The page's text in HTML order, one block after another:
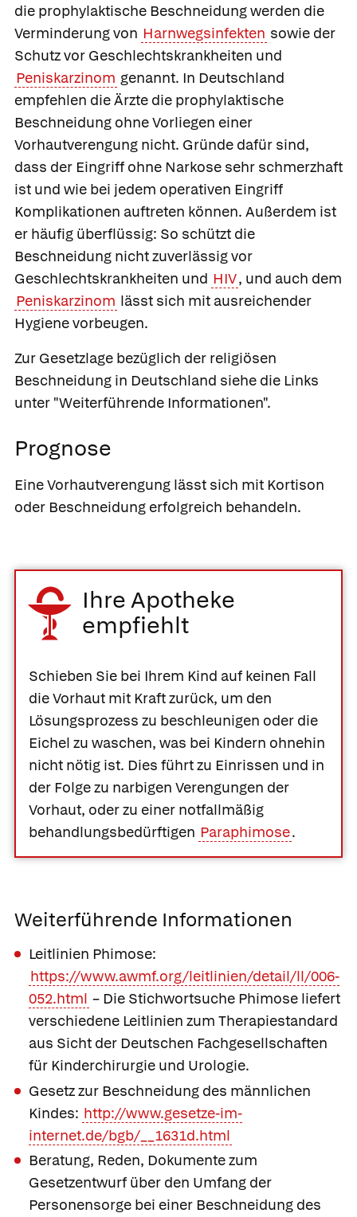
die prophylaktische Beschneidung werden die
Verminderung von Harnwegsinfekten sowie der
Schutz vor Geschlechtskrankheiten und
Peniskarzinom genannt. In Deutschland
empfehlen die Ärzte die prophylaktische
Beschneidung ohne Vorliegen einer
Vorhautverengung nicht. Gründe dafür sind,
dass der Eingriff ohne Narkose sehr schmerzhaft
ist und wie bei jedem operativen Eingriff
Komplikationen auftreten können. Außerdem ist
er häufig überflüssig: So schützt die
Beschneidung nicht zuverlässig vor
Geschlechtskrankheiten und HIV, und auch dem
Peniskarzinom lässt sich mit ausreichender
Hygiene vorbeugen.
Zur Gesetzlage bezüglich der religiösen
Beschneidung in Deutschland siehe die Links
unter "Weiterführende Informationen".
Prognose
Eine Vorhautverengung lässt sich mit Kortison
oder Beschneidung erfolgreich behandeln.
Ihre Apotheke
empfiehlt
Schieben Sie bei Ihrem Kind auf keinen Fall
die Vorhaut mit Kraft zurück, um den
Lösungsprozess zu beschleunigen oder die
Eichel zu waschen, was bei Kindern ohnehin
nicht nötig ist. Dies führt zu Einrissen und in
der Folge zu narbigen Verengungen der
Vorhaut, oder zu einer notfallmäßig
behandlungsbedürftigen Paraphimose.
Weiterführende Informationen
Leitlinien Phimose:
https://www.awmf.org/leitlinien/detail/ll/006-
052.html – Die Stichwortsuche Phimose liefert
verschiedene Leitlinien zum Therapiestandard
aus Sicht der Deutschen Fachgesellschaften
für Kinderchirurgie und Urologie.
Gesetz zur Beschneidung des männlichen
Kindes: http://www.gesetze-im-
internet.de/bgb/__1631d.html
Beratung, Reden, Dokumente zum
Gesetzentwurf über den Umfang der
Personensorge bei einer Beschneidung des